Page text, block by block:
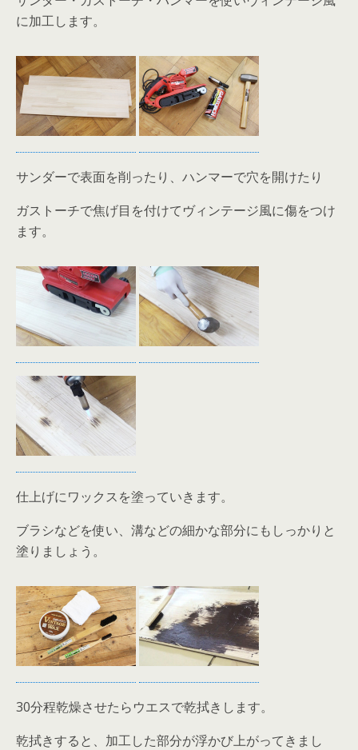
に加工します。
サンダーで表面を削ったり、ハンマーで穴を開けたり
ガストーチで焦げ目を付けてヴィンテージ風に傷をつけ
ます。
仕上げにワックスを塗っていきます。
ブラシなどを使い、溝などの細かな部分にもしっかりと
塗りましょう。
30分程乾燥させたらウエスで乾拭きします。
乾拭きすると、加工した部分が浮かび上がってきまし